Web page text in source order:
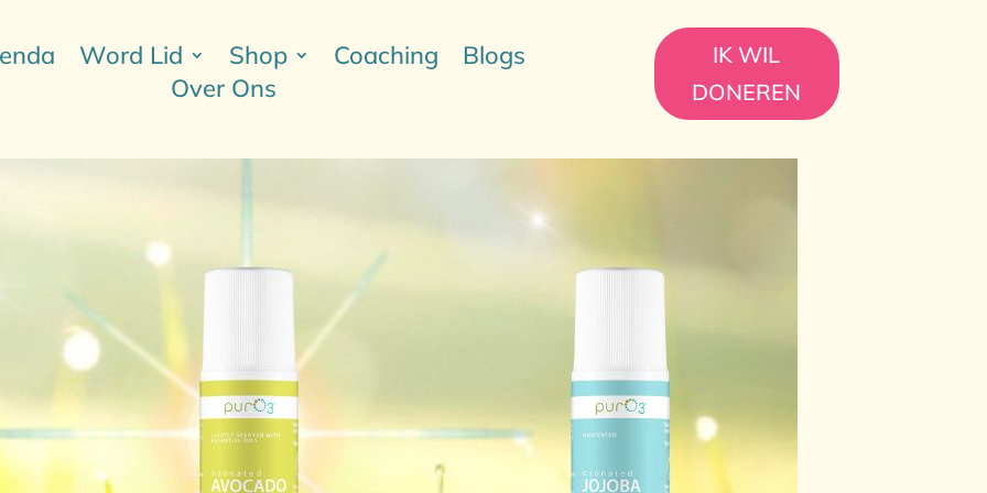
Word Lid Shop Coaching
Blogs
Over Ons
IK WIL
DONEREN